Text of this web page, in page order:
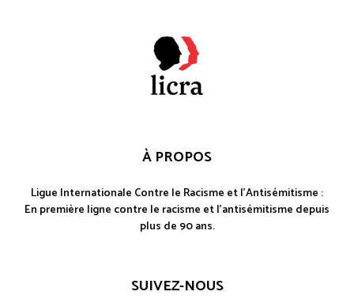
À PROPOS
Ligue Internationale Contre le Racisme et l'Antisémitisme :
En première ligne contre le racisme et l'antisémitisme depuis
plus de 90 ans.
SUIVEZ-NOUS